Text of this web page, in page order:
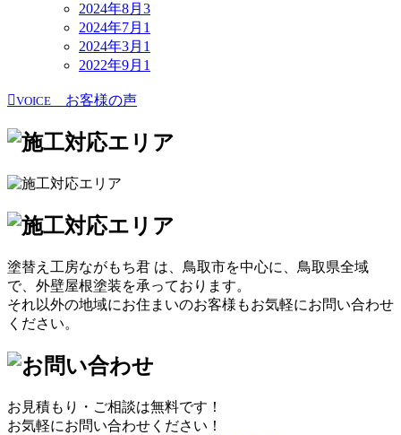
2024年8月 3
2024年7月 1
2024年3月 1
2022年9月 1
VOICE お客様の声
塗替え工房ながもち君 は、鳥取市を中心に、鳥取県全域
で、外壁屋根塗装を承っております。
それ以外の地域にお住まいのお客様もお気軽にお問い合わせ
ください。
お見積もり・ご相談は無料です！
お気軽にお問い合わせください！